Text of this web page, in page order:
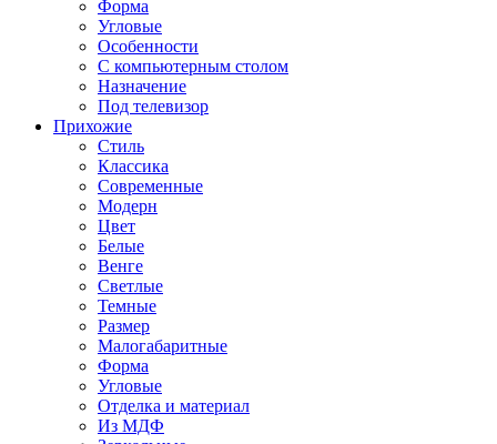
Форма
Угловые
Особенности
С компьютерным столом
Назначение
Под телевизор
Прихожие
Стиль
Классика
Современные
Модерн
Цвет
Белые
Венге
Светлые
Темные
Размер
Малогабаритные
Форма
Угловые
Отделка и материал
Из МДФ